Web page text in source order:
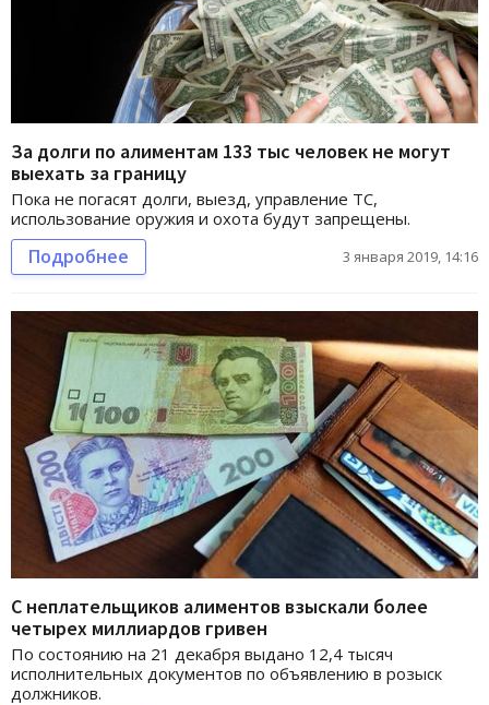
За долги по алиментам 133 тыс человек не могут
выехать за границу
Пока не погасят долги, выезд, управление ТС,
использование оружия и охота будут запрещены.
Подробнее 3 января 2019, 14:16
С неплательщиков алиментов взыскали более
четырех миллиардов гривен
По состоянию на 21 декабря выдано 12,4 тысяч
исполнительных документов по объявлению в розыск
должников.